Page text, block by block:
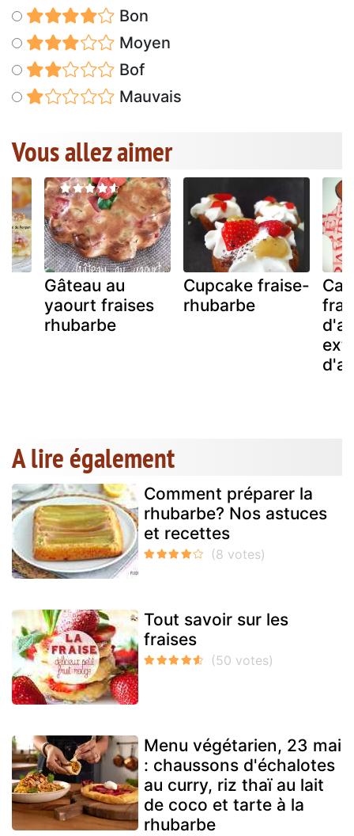
Bon
Moyen
Bof
Mauvais
Vous allez aimer
Gâteau au
yaourt fraises
rhubarbe
Cupcake fraise-
rhubarbe
A lire également
Comment préparer la
rhubarbe? Nos astuces
et recettes
Tout savoir sur les
fraises
Menu végétarien, 23 mai
: chaussons d'échalotes
au curry, riz thaï au lait
de coco et tarte à la
rhubarbe